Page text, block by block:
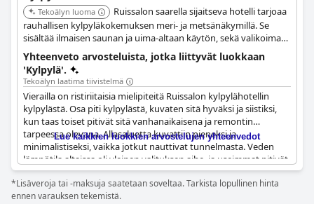
Tekoälyn luoma
Ruissalon saarella sijaitseva hotelli tarjoaa
rauhallisen kylpyläkokemuksen meri- ja metsänäkymillä. Se
sisältää ilmaisen saunan ja uima-altaan käytön, sekä valikoiman
kylpylähoitoja, rannan ja mahdollisuuksia ulkoiluun, kuten
pyöräilyyn ja patikointiin.
Yhteenveto arvosteluista, jotka liittyvät luokkaan
'Kylpylä'.
Tekoälyn laatima tiivistelmä
Vierailla on ristiriitaisia mielipiteitä Ruissalon kylpylähotellin
kylpylästä. Osa piti kylpylästä, kuvaten sitä hyväksi ja siistiksi,
kun taas toiset pitivät sitä vanhanaikaisena ja remontin
tarpeessa olevana. Allasaluetta kuvattiin pieneksi ja
minimalistiseksi, vaikka jotkut nauttivat tunnelmasta. Veden
lämpötila altaissa oli yleinen valituksen aihe, ja useimmat pitivät
sitä liian kylmänä. Kylpylä tarjosi myös virtuaalista vesijumppaa
ja hierontapalveluita, joista vieraat nauttivat. Monet vieraat
ilmaisivat kuitenkin huolensa puhtaudesta ja hygieniasta, ja
Lue kaikkien luokkien arvostelujen yhteenvedot
*Lisäveroja tai -maksuja saatetaan soveltaa. Tarkista lopullinen hinta
ennen varauksen tekemistä.